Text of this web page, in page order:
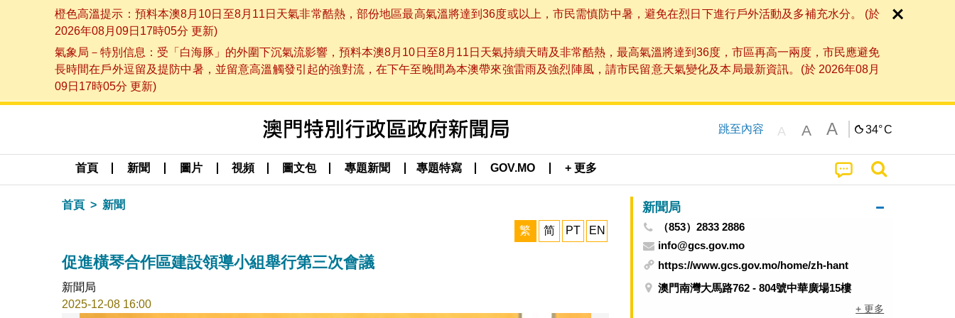
橙色高溫提示：預料本澳8月10日至8月11日天氣非常酷熱，部份地區最高氣溫將達到36度或以上，市民需慎防中暑，避免在烈日下進行戶外活動及多補充水分。 (於
2026年08月09日17時05分 更新)
氣象局－特別信息：受「白海豚」的外圍下沉氣流影響，預料本澳8月10日至8月11日天氣持續天晴及非常酷熱，最高氣溫將達到36度，市區再高一兩度，市民應避免
長時間在戶外逗留及提防中暑，並留意高溫觸發引起的強對流，在下午至晚間為本澳帶來強雷雨及強烈陣風，請市民留意天氣變化及本局最新資訊。(於 2026年08月
09日17時05分 更新)
跳至內容 A A A 34°C
首頁 新聞 圖片 視頻 圖文包 專題新聞 專題特寫 GOV.MO + 更多
首頁 新聞
繁 简 PT EN
促進橫琴合作區建設領導小組舉行第三次會議
新聞局
2025-12-08 16:00
新聞局
（853）2833 2886
info@gcs.gov.mo
https://www.gcs.gov.mo/home/zh-hant
澳門南灣大馬路762 - 804號中華廣場15樓
+ 更多